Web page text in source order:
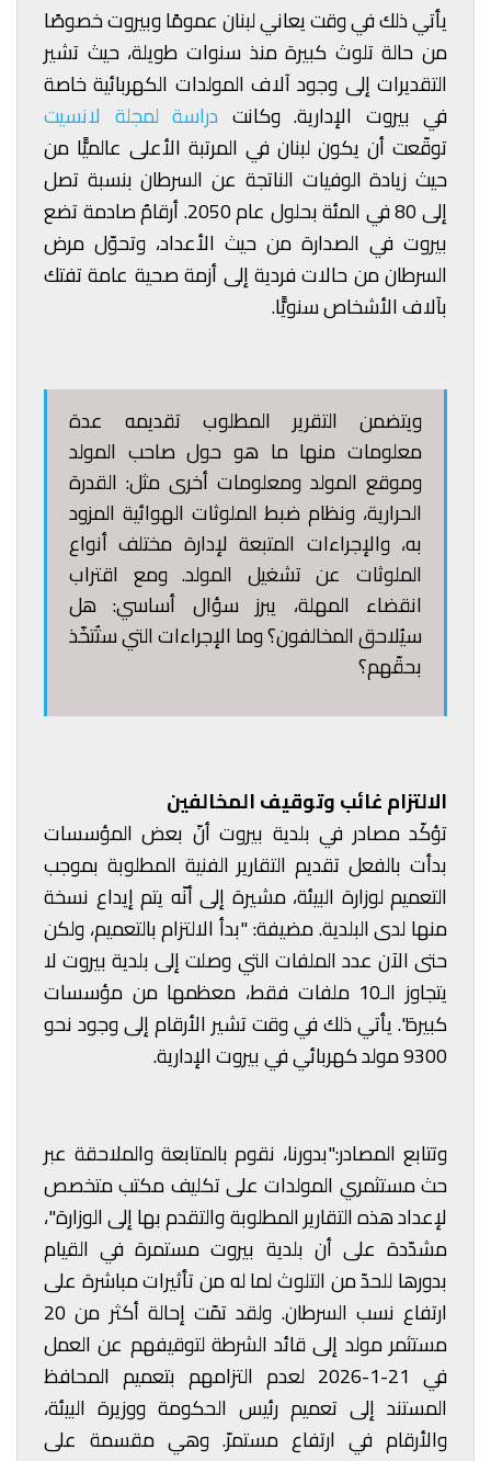
يأتي ذلك في وقت يعاني لبنان عمومًا وبيروت خصوصًا
من حالة تلوث كبيرة منذ سنوات طويلة، حيث تشير
التقديرات إلى وجود آلاف المولدات الكهربائية خاصة
في بيروت الإدارية. وكانت دراسة لمجلة لانسيت
توقّعت أن يكون لبنان في المرتبة الأعلى عالميًّا من
حيث زيادة الوفيات الناتجة عن السرطان بنسبة تصل
إلى 80 في المئة بحلول عام 2050. أرقامٌ صادمة تضع
بيروت في الصدارة من حيث الأعداد، وتحوّل مرض
السرطان من حالات فردية إلى أزمة صحية عامة تفتك
بآلاف الأشخاص سنويًّا.
ويتضمن التقرير المطلوب تقديمه عدة
معلومات منها ما هو حول صاحب المولد
وموقع المولد ومعلومات أخرى مثل: القدرة
الحرارية، ونظام ضبط الملوثات الهوائية المزود
به، والإجراءات المتبعة لإدارة مختلف أنواع
الملوثات عن تشغيل المولد. ومع اقتراب
انقضاء المهلة، يبرز سؤال أساسي: هل
سيُلاحق المخالفون؟ وما الإجراءات التي ستُتخّذ
بحقّهم؟
الالتزام غائب وتوقيف المخالفين
تؤكّد مصادر في بلدية بيروت أنّ بعض المؤسسات
بدأت بالفعل تقديم التقارير الفنية المطلوبة بموجب
التعميم لوزارة البيئة، مشيرة إلى أنّه يتم إيداع نسخة
منها لدى البلدية. مضيفة: "بدأ الالتزام بالتعميم، ولكن
حتى الآن عدد الملفات التي وصلت إلى بلدية بيروت لا
يتجاوز الـ10 ملفات فقط، معظمها من مؤسسات
كبيرة". يأتي ذلك في وقت تشير الأرقام إلى وجود نحو
9300 مولد كهربائي في بيروت الإدارية.
وتتابع المصادر:"بدورنا، نقوم بالمتابعة والملاحقة عبر
حث مستثمري المولدات على تكليف مكتب متخصص
لإعداد هذه التقارير المطلوبة والتقدم بها إلى الوزارة"،
مشدّدة على أن بلدية بيروت مستمرة في القيام
بدورها للحدّ من التلوث لما له من تأثيرات مباشرة على
ارتفاع نسب السرطان. ولقد تمّت إحالة أكثر من 20
مستثمر مولد إلى قائد الشرطة لتوقيفهم عن العمل
في 21-1-2026 لعدم التزامهم بتعميم المحافظ
المستند إلى تعميم رئيس الحكومة ووزيرة البيئة،
والأرقام في ارتفاع مستمرّ. وهي مقسمة على